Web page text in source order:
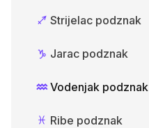
I Strijelac podznak
J Jarac podznak
K Vodenjak podznak
L Ribe podznak